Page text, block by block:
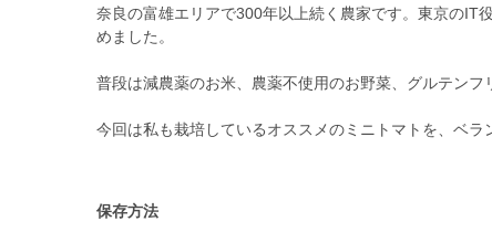
奈良の富雄エリアで300年以上続く農家です。東京のIT
めました。
普段は減農薬のお米、農薬不使用のお野菜、グルテンフ
今回は私も栽培しているオススメのミニトマトを、ベ
保存方法